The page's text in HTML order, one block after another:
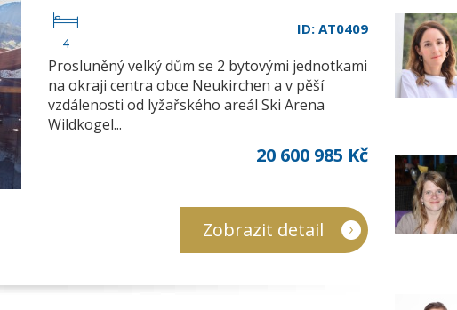
4
ID: AT0409
Prosluněný velký dům se 2 bytovými jednotkami
na okraji centra obce Neukirchen a v pěší
vzdálenosti od lyžařského areál Ski Arena
Wildkogel...
20 600 985 Kč
Zobrazit detail